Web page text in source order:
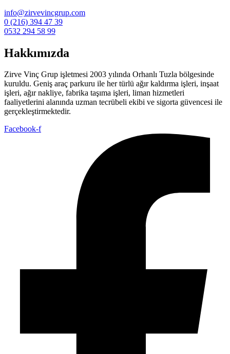
info@zirvevincgrup.com
0 (216) 394 47 39
0532 294 58 99
Hakkımızda
Zirve Vinç Grup işletmesi 2003 yılında Orhanlı Tuzla bölgesinde
kuruldu. Geniş araç parkuru ile her türlü ağır kaldırma işleri, inşaat
işleri, ağır nakliye, fabrika taşıma işleri, liman hizmetleri
faaliyetlerini alanında uzman tecrübeli ekibi ve sigorta güvencesi ile
gerçekleştirmektedir.
Facebook-f